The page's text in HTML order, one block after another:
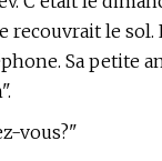
le
Sa petite
vous?"